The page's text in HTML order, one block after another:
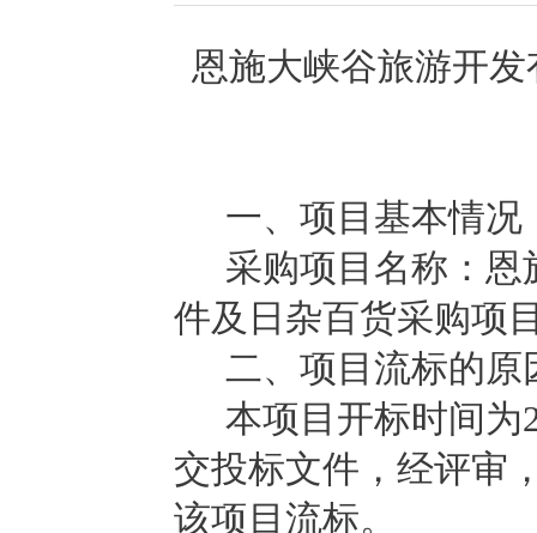
恩施大峡谷旅游开
一、项目基本情况
采购项目名称：
件及日杂百货采购项
二、项目流标的原
本项目 开标时间为
交投标文件，经评审
该项目流标。